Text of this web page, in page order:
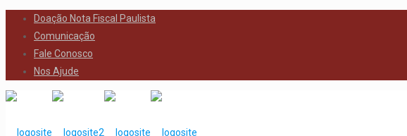
Doação Nota Fiscal Paulista
Comunicação
Fale Conosco
Nos Ajude